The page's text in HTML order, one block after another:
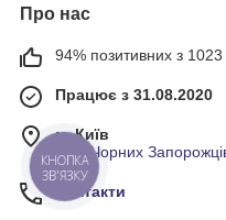
Про нас
94% позитивних з 1023
Працює з 31.08.2020
м. Київ
Вул. Чорних
Контакти
КНОПКА
ЗВ'ЯЗКУ